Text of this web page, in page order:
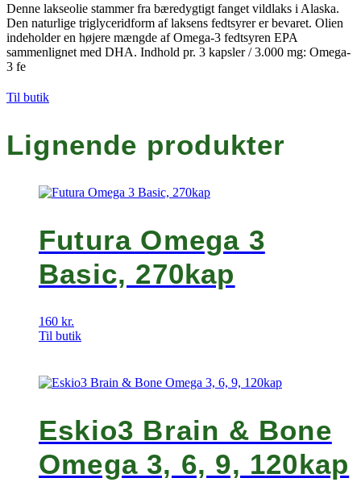
Denne lakseolie stammer fra bæredygtigt fanget vildlaks i Alaska.
Den naturlige triglyceridform af laksens fedtsyrer er bevaret. Olien
indeholder en højere mængde af Omega-3 fedtsyren EPA
sammenlignet med DHA. Indhold pr. 3 kapsler / 3.000 mg: Omega-
3 fe
Til butik
Lignende produkter
Futura Omega 3
Basic, 270kap
160 kr.
Til butik
Eskio3 Brain & Bone
Omega 3, 6, 9, 120kap